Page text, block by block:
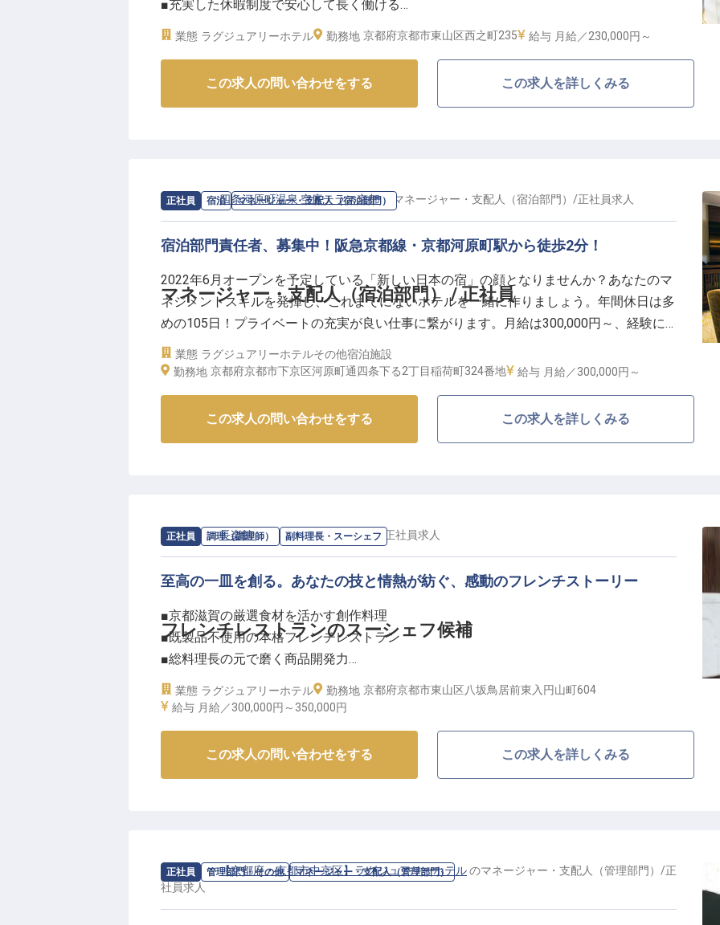
■充実した休暇制度で安心して長く働ける
■パティシエ経験を活かし、新たな挑戦を
京都の地で、お客様に最高の感動と喜びをお届けするペストリー・コミシェフを募集して
います。
を共に創造していきましょう。
あなたの情熱と感性を活かし、甘い魔法で笑顔を咲かせませんか。
私たちは、働く皆様が安心して長く活躍できる環境づくりに力を入れています。
月給230,000円からのスタートに加え、通勤手当や食事手当など、日々の生活を支える福
利厚生も充実。
完全週休2日制はもちろん、有給休暇や育児休暇、夏季・冬季休暇など、年間休日114日
とプライベートも大切にできる環境です。
社会保険完備やトレーニング制度、ウェルネス手当など、心身ともに健康でいられるサポ
ート体制も整っています。
※2026年03月31日時点の情報です
業態 ラグジュアリーホテル 勤務地 京都府京都市東山区西之町235 給与 月給／230,000円～
この求人の問い合わせをする この求人を詳しくみる
正社員 宿泊 マネージャー・支配人（宿泊部門）
マネージャー・支配人（宿泊部門） / 正社員
求人情報：四条河原町温泉 空庭テラス京都 の マネージャー・支配人（宿泊部門） /正社員求人
宿泊部門責任者、募集中！阪急京都線・京都河原町駅から徒歩2分！
2022年6月オープンを予定している「新しい日本の宿」の顔となりませんか？あなたのマ
ネジメントスキルを発揮し、これまでにないホテルを一緒に作りましょう。年間休日は多
めの105日！プライベートの充実が良い仕事に繋がります。月給は300,000円～、経験に
よってはさらに高給与も望めます。昇給あり、ボーナスは年2回！阪急京都線・京都河原
町駅から徒歩2分と、毎日の通勤も負担が少ない職場です。※この求人は2022年4月13日時
業態 ラグジュアリーホテルその他宿泊施設
勤務地 京都府京都市下京区河原町通四条下る2丁目稲荷町324番地 給与 月給／300,000円～
この求人の問い合わせをする この求人を詳しくみる
正社員 調理（調理師） 副料理長・スーシェフ
フレンチレストランのスーシェフ候補
求人情報：長楽館の副料理長・スーシェフ/ 正社員求人
至高の一皿を創る。あなたの技と情熱が紡ぐ、感動のフレンチストーリー
■京都滋賀の厳選食材を活かす創作料理
■既製品不使用の本格フレンチレストラン
■総料理長の元で磨く商品開発力
■厨房マネジメントも担う成長環境
京都の地に佇む「長楽館」のフレンチレストランで、あなたの料理人としての才能を開花
ーー【プロフェッショナルとして成長できる環境】
スーシェフ候補として、調理技術だけでなく、食材や人材の管理、衛生管理など厨房全体
業態 ラグジュアリーホテル 勤務地 京都府京都市東山区八坂鳥居前東入円山町604
給与 月給／300,000円～ 350,000円
この求人の問い合わせをする この求人を詳しくみる
正社員 管理部門・その他 マネージャー・支配人（管理部門）
求人情報：【京都府・京都市中京区】ラグジュアリーホテルのマネージャー・支配人（管理部門） /正
社員求人